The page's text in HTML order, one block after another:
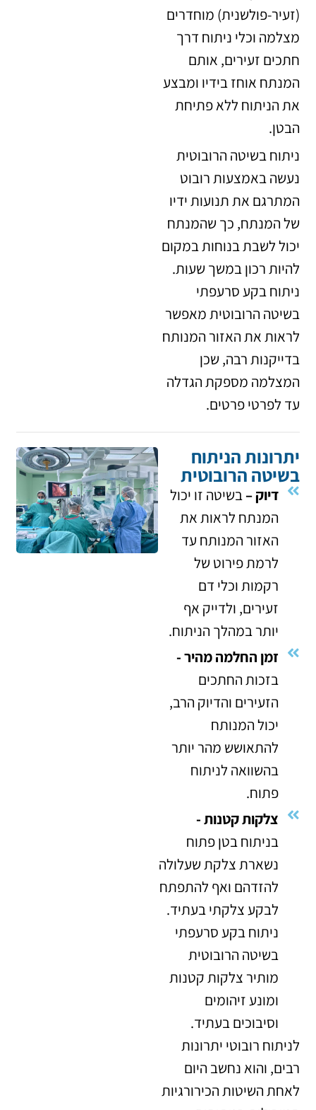
(זעיר-פולשנית) מוחדרים
מצלמה וכלי ניתוח דרך
חתכים זעירים, אותם
המנתח אוחז בידיו ומבצע
את הניתוח ללא פתיחת
הבטן.
ניתוח בשיטה הרובוטית
נעשה באמצעות רובוט
המתרגם את תנועות ידיו
של המנתח, כך שהמנתח
יכול לשבת בנוחות במקום
להיות רכון במשך שעות.
ניתוח בקע סרעפתי
בשיטה הרובוטית מאפשר
לראות את האזור המנותח
בדייקנות רבה, שכן
המצלמה מספקת הגדלה
עד לפרטי פרטים.
יתרונות הניתוח
בשיטה הרובוטית
דיוק –בשיטה זו יכול
המנתח לראות את
האזור המנותח עד
לרמת פירוט של
רקמות וכלי דם
זעירים, ולדייק אף
יותר במהלך הניתוח.
זמן החלמה מהיר -
בזכות החתכים
הזעירים והדיוק הרב,
יכול המנותח
להתאושש מהר יותר
בהשוואה לניתוח
פתוח.
צלקות קטנות -
בניתוח בטן פתוח
נשארת צלקת שעלולה
להזדהם ואף להתפתח
לבקע צלקתי בעתיד.
ניתוח בקע סרעפתי
בשיטה הרובוטית
מותיר צלקות קטנות
ומונע זיהומים
וסיבוכים בעתיד.
לניתוח רובוטי יתרונות
רבים, והוא נחשב היום
לאחת השיטות הכירורגיות